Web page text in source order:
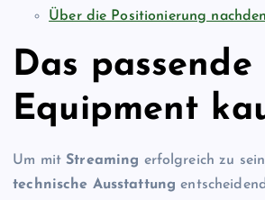
Über die Positionierung
Das passende
Equipment
Um mitStreaming erfolgreich zu
technische Ausstattung